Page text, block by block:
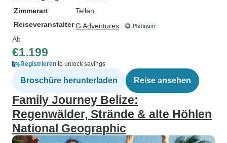
Zimmerart
Teilen
ReiseveranstalterG Adventures
Ab
€1.199
Registrieren to unlock savings
Broschüre herunterladen Reise ansehen
Family Journey Belize:
Regenwälder, Strände & alte Höhlen
National Geographic